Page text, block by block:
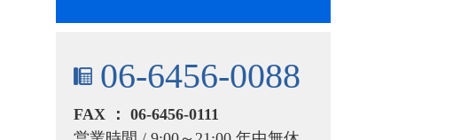
06-6456-0088
FAX ： 06-6456-0111